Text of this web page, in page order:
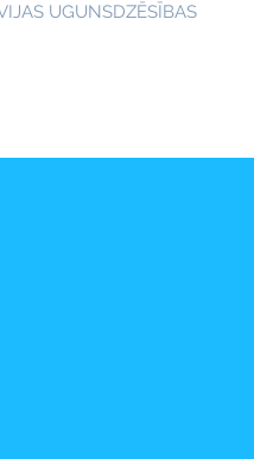
UGUNSDZĒSĪBAS